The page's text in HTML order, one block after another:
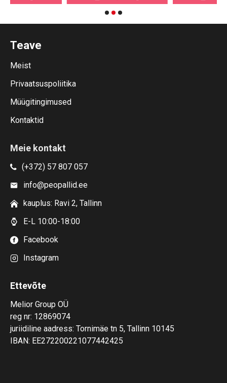
Teave
Meist
Privaatsuspoliitika
Müügitingimused
Kontaktid
Meie kontakt
(+372) 57 807 057
info@peopallid.ee
kauplus: Ravi 2, Tallinn
E-L 10:00-18:00
Facebook
Instagram
Ettevõte
Melior Group OÜ
reg nr: 12869074
juriidiline aadress: Tornimäe tn 5, Tallinn 10145
IBAN: EE272200221077442425